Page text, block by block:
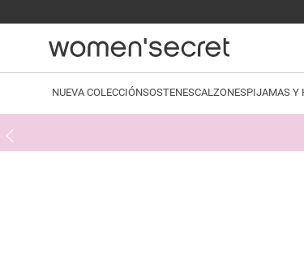
NUEVA COLECCIÓNSOSTENESCALZONESPIJAMAS Y